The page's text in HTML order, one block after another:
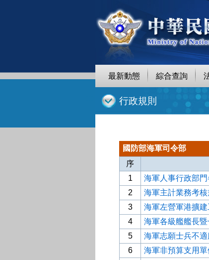
最新動態 綜合查詢
行政規則
國防部海軍司令部
序
1
海軍人事行政部
2
海軍主計業務考核
3
海軍左營軍港擴
4
海軍各級艦艦長
5
海軍志願士兵不
6
海軍非預算支用